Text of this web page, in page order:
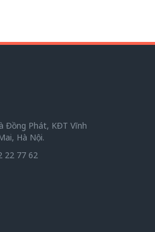
Đồng Phát, KĐT Vĩnh
Hà Nội.
22 77 62